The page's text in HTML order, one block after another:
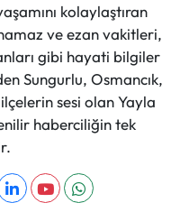
kolaylaştıran
ve ezan vakitleri,
gibi hayati bilgiler
Sungurlu, Osmancık,
sesi olan Yayla
haberciliğin tek